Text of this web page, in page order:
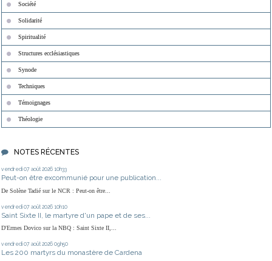
Société
Solidarité
Spiritualité
Structures ecclésiastiques
Synode
Techniques
Témoignages
Théologie
NOTES RÉCENTES
vendredi 07 août 2026 10h33
Peut-on être excommunié pour une publication...
De Solène Tadié sur le NCR : Peut-on être...
vendredi 07 août 2026 10h10
Saint Sixte II, le martyre d'un pape et de ses...
D'Ermes Dovico sur la NBQ : Saint Sixte II,...
vendredi 07 août 2026 09h50
Les 200 martyrs du monastère de Cardena